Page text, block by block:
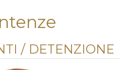
/ DETENZIONE